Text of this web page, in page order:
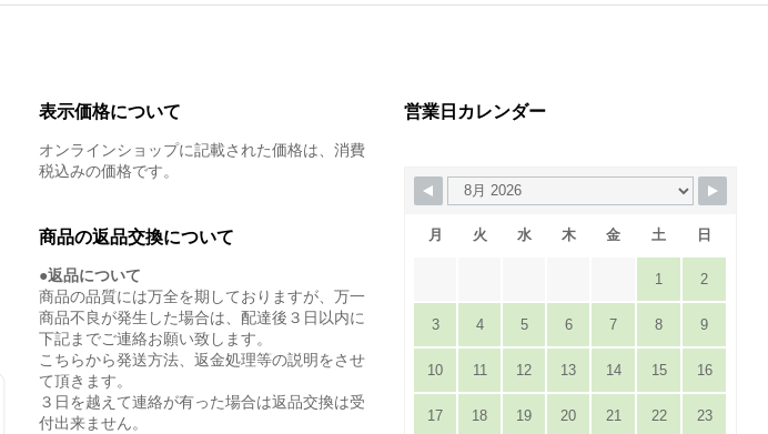
表示価格について
オンラインショップに記載された価格は、消費
税込みの価格です。
商品の返品交換について
●返品について
商品の品質には万全を期しておりますが、万一
商品不良が発生した場合は、配達後３日以内に
下記までご連絡お願い致します。
こちらから発送方法、返金処理等の説明をさせ
て頂きます。
３日を越えて連絡が有った場合は返品交換は受
付出来ません。
営業日カレンダー
月 火 水 木 金 土 日
1 2
3 4 5 6 7 8 9
10 11 12 13 14 15 16
17 18 19 20 21 22 23